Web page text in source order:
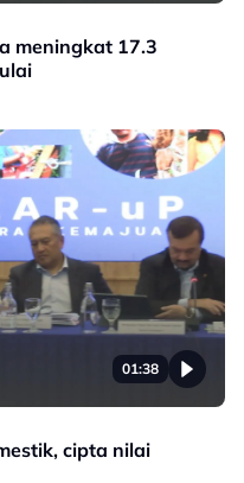
meningkat 17.3
01:38
cipta nilai